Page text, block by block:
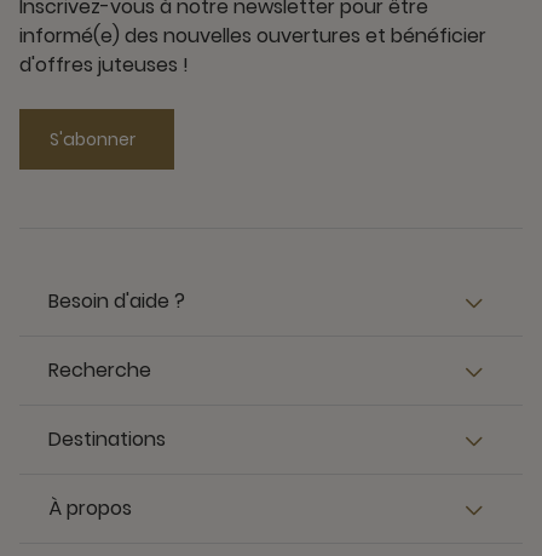
Inscrivez-vous à notre newsletter pour être
informé(e) des nouvelles ouvertures et bénéficier
d'offres juteuses !
S'abonner
Besoin d'aide ?
Recherche
Destinations
À propos